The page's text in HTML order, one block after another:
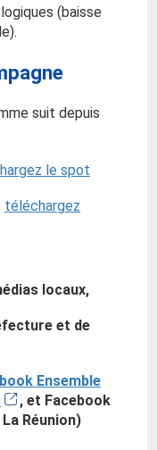
(baisse
suit depuis
le spot
téléchargez
locaux,
et de
Ensemble
, et Facebook
Réunion)